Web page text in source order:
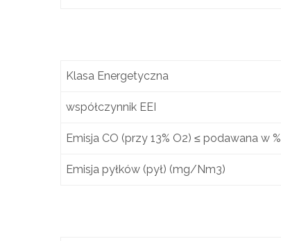
Klasa Energetyczna
współczynnik EEI
Emisja CO (przy 13% O2) ≤ podawana w %
Emisja pyłków (pył) (mg/Nm3)